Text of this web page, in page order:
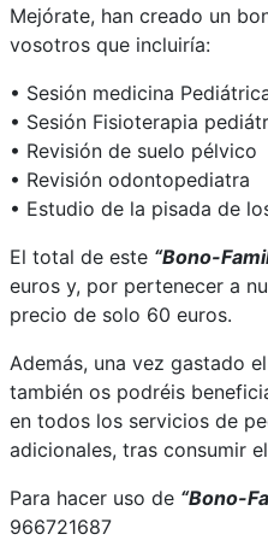
Mejórate, han creado un
vosotros que incluiría:
• Sesión medicina
• Sesión Fisioterapia
• Revisión de suelo pélvico
• Revisión odontopediatra
• Estudio de la pisada de
El total de este “Bono-
euros y, por pertenecer a
precio de solo 60 euros.
Además, una vez gastado el
también os podréis
en todos los servicios de
adicionales, tras consumir
Para hacer uso de “Bono-
966721687